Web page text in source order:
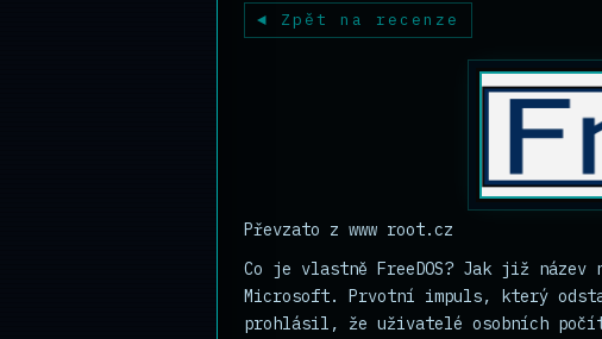
Zpět na recenze
Převzato z www root.cz
Co je vlastně FreeDOS? Jak již
Microsoft. Prvotní impuls, který
prohlásil, že uživatelé osobních